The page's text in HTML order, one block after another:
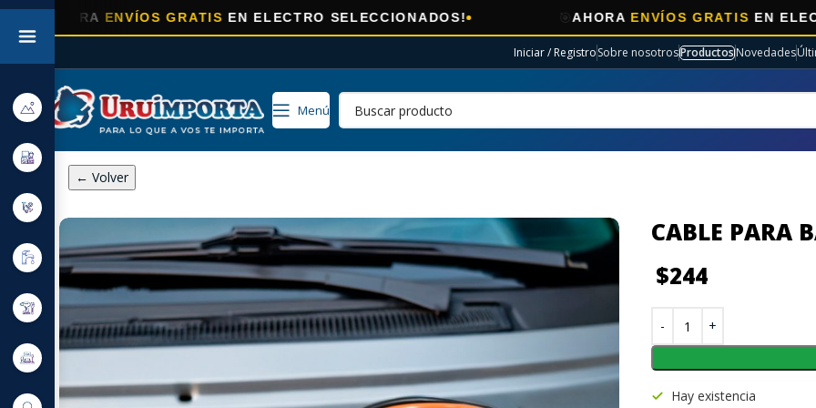
ENVÍOS GRATISEN ELECTRO SELECCIONADOS! 🎯AHORA ENVÍOS GRATISEN ELECTRO
Iniciar / RegistroSobre nosotrosProductosNovedades
Menú
← Volver
CABLE PARA
$244
Hay existencia